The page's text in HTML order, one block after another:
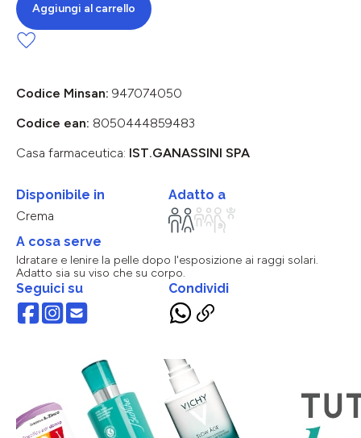
Aggiungi al carrello
Codice Minsan: 947074050
Codice ean: 8050444859483
Casa farmaceutica: IST.GANASSINI SPA
Disponibile in
Crema
Adatto a
A cosa serve
Idratare e lenire la pelle dopo l'esposizione ai raggi solari.
Adatto sia su viso che su corpo.
Seguici su Condividi